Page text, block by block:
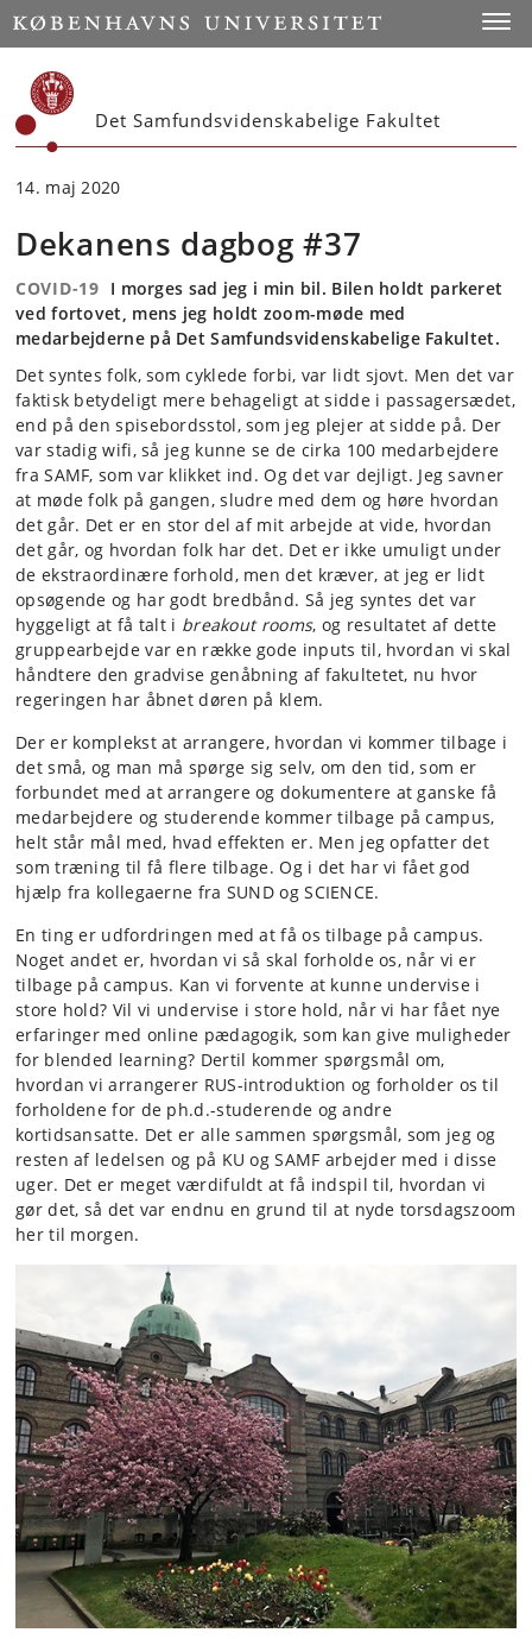
Start
Det Samfundsvidenskabelige Fakultet
14. maj 2020
Dekanens dagbog #37
COVID-19 I morges sad jeg i min bil. Bilen holdt parkeret
ved fortovet, mens jeg holdt zoom-møde med
medarbejderne på Det Samfundsvidenskabelige Fakultet.
Det syntes folk, som cyklede forbi, var lidt sjovt. Men det var
faktisk betydeligt mere behageligt at sidde i passagersædet,
end på den spisebordsstol, som jeg plejer at sidde på. Der
var stadig wifi, så jeg kunne se de cirka 100 medarbejdere
fra SAMF, som var klikket ind. Og det var dejligt. Jeg savner
at møde folk på gangen, sludre med dem og høre hvordan
det går. Det er en stor del af mit arbejde at vide, hvordan
det går, og hvordan folk har det. Det er ikke umuligt under
de ekstraordinære forhold, men det kræver, at jeg er lidt
opsøgende og har godt bredbånd. Så jeg syntes det var
hyggeligt at få talt i breakout rooms, og resultatet af dette
gruppearbejde var en række gode inputs til, hvordan vi skal
håndtere den gradvise genåbning af fakultetet, nu hvor
regeringen har åbnet døren på klem.
Der er komplekst at arrangere, hvordan vi kommer tilbage i
det små, og man må spørge sig selv, om den tid, som er
forbundet med at arrangere og dokumentere at ganske få
medarbejdere og studerende kommer tilbage på campus,
helt står mål med, hvad effekten er. Men jeg opfatter det
som træning til få flere tilbage. Og i det har vi fået god
hjælp fra kollegaerne fra SUND og SCIENCE.
En ting er udfordringen med at få os tilbage på campus.
Noget andet er, hvordan vi så skal forholde os, når vi er
tilbage på campus. Kan vi forvente at kunne undervise i
store hold? Vil vi undervise i store hold, når vi har fået nye
erfaringer med online pædagogik, som kan give muligheder
for blended learning? Dertil kommer spørgsmål om,
hvordan vi arrangerer RUS-introduktion og forholder os til
forholdene for de ph.d.-studerende og andre
kortidsansatte. Det er alle sammen spørgsmål, som jeg og
resten af ledelsen og på KU og SAMF arbejder med i disse
uger. Det er meget værdifuldt at få indspil til, hvordan vi
gør det, så det var endnu en grund til at nyde torsdagszoom
her til morgen.